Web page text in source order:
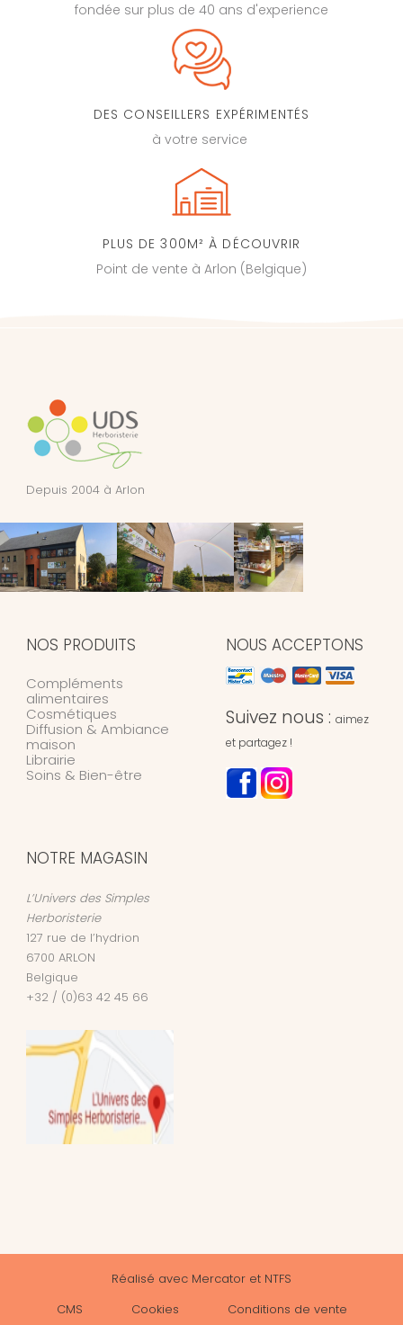
fondée sur plus de 40 ans d'experience
DES CONSEILLERS EXPÉRIMENTÉS
à votre service
PLUS DE 300M² À DÉCOUVRIR
Point de vente à Arlon (Belgique)
Depuis 2004 à Arlon
NOS PRODUITS
Compléments
alimentaires
Cosmétiques
Diffusion & Ambiance
maison
Librairie
Soins & Bien-être
NOUS ACCEPTONS
Suivez nous : aimez
et partagez !
NOTRE MAGASIN
L’Univers des Simples
Herboristerie
127 rue de l’hydrion
6700 ARLON
Belgique
+32 / (0)63 42 45 66
Réalisé avec Mercator et NTFS
CMS
Cookies Conditions de vente